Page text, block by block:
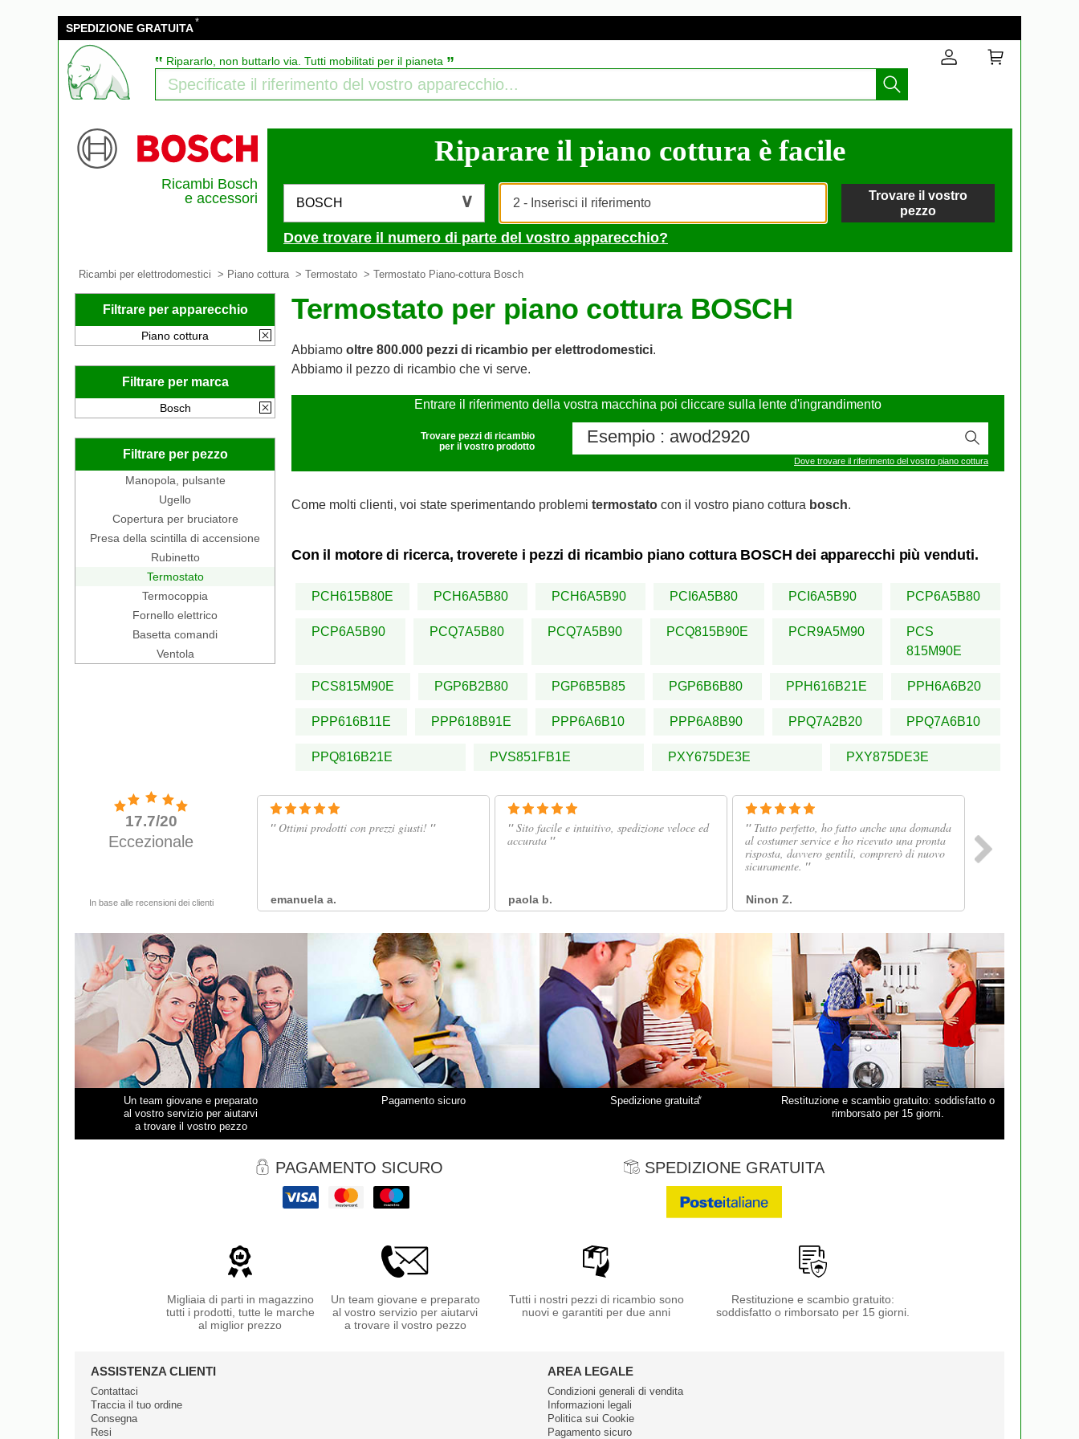
SPEDIZIONE GRATUITA*
‟ Ripararlo, non buttarlo via. Tutti mobilitati per il pianeta ”
Ricambi Bosch
e accessori
Riparare il piano cottura è facile
BOSCH
Trovare il vostro
pezzo
Dove trovare il numero di parte del vostro apparecchio?
Ricambi per elettrodomestici > Piano cottura > Termostato > Termostato Piano-cottura Bosch
Filtrare per apparecchio
Piano cottura
Filtrare per marca
Bosch
Filtrare per pezzo
Manopola, pulsante
Ugello
Copertura per bruciatore
Presa della scintilla di accensione
Rubinetto
Termostato
Termocoppia
Fornello elettrico
Basetta comandi
Ventola
Termostato per piano cottura BOSCH
Abbiamo oltre 800.000 pezzi di ricambio per elettrodomestici.
Abbiamo il pezzo di ricambio che vi serve.
Entrare il riferimento della vostra macchina poi cliccare sulla lente d'ingrandimento
Trovare pezzi di ricambio
per il vostro prodotto
Dove trovare il riferimento del vostro piano cottura
Come molti clienti, voi state sperimentando problemi termostato con il vostro piano cottura bosch.
Con il motore di ricerca, troverete i pezzi di ricambio piano cottura BOSCH dei apparecchi più venduti.
PCH615B80E PCH6A5B80 PCH6A5B90 PCI6A5B80 PCI6A5B90 PCP6A5B80
PCP6A5B90 PCQ7A5B80 PCQ7A5B90 PCQ815B90E PCR9A5M90
PCS
815M90E
PCS815M90E PGP6B2B80 PGP6B5B85 PGP6B6B80 PPH616B21E PPH6A6B20
PPP616B11E PPP618B91E PPP6A6B10 PPP6A8B90 PPQ7A2B20 PPQ7A6B10
PPQ816B21E PVS851FB1E PXY675DE3E PXY875DE3E
Un team giovane e preparato
al vostro servizio per aiutarvi
a trovare il vostro pezzo
Pagamento sicuro Spedizione gratuita*
Restituzione e scambio gratuito: soddisfatto o
rimborsato per 15 giorni.
PAGAMENTO SICURO SPEDIZIONE GRATUITA
Migliaia di parti in magazzino
tutti i prodotti, tutte le marche
al miglior prezzo
Un team giovane e preparato
al vostro servizio per aiutarvi
a trovare il vostro pezzo
Tutti i nostri pezzi di ricambio sono
nuovi e garantiti per due anni
Restituzione e scambio gratuito:
soddisfatto o rimborsato per 15 giorni.
ASSISTENZA CLIENTI
Contattaci
Traccia il tuo ordine
Consegna
Resi
AREA LEGALE
Condizioni generali di vendita
Informazioni legali
Politica sui Cookie
Pagamento sicuro